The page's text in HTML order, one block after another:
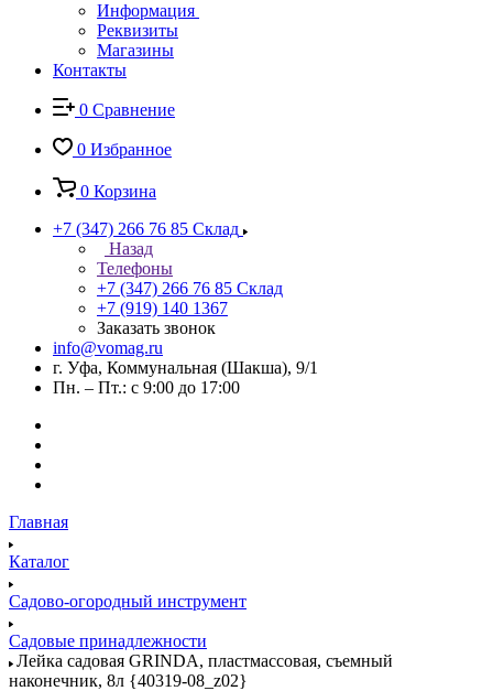
Информация
Реквизиты
Магазины
Контакты
0 Сравнение
0 Избранное
0 Корзина
+7 (347) 266 76 85 Склад
Назад
Телефоны
+7 (347) 266 76 85 Склад
+7 (919) 140 1367
Заказать звонок
info@vomag.ru
г. Уфа, Коммунальная (Шакша), 9/1
Пн. – Пт.: с 9:00 до 17:00
Главная
Каталог
Садово-огородный инструмент
Садовые принадлежности
Лейка садовая GRINDA, пластмассовая, съемный
наконечник, 8л {40319-08_z02}